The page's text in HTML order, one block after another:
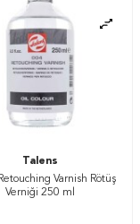
Talens
Varnish Rötüş
Verniği 250 ml